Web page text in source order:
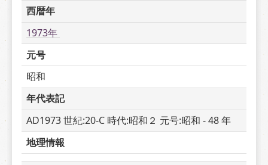
西暦年
1973年
元号
昭和
年代表記
AD1973 世紀:20-C 時代:昭和２ 元号:昭和 - 48 年
地理情報